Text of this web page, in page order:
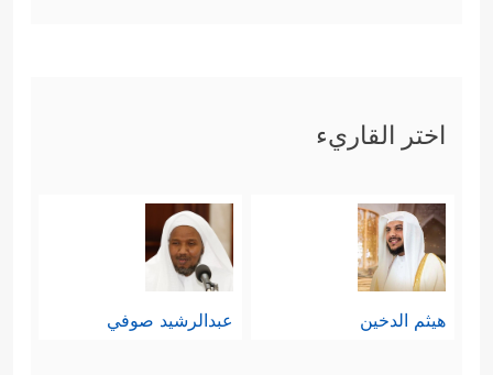
اختر القاريء
هيثم الدخين عبدالرشيد صوفي